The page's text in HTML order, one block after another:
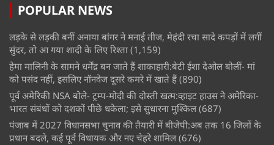
POPULAR NEWS
लड़के से लड़की बनीं अनाया बांगर ने मनाई तीज, मेहंदी रचा सादे कपड़ों में लगीं
सुंदर, तो आ गया शादी के लिए रिश्ता (1,159)
हेमा मालिनी के सामने धर्मेंद्र बन जाते हैं शाकाहारी:बेटी ईशा देओल बोलीं- मां
को पसंद नहीं, इसलिए नॉनवेज दूसरे कमरे में खाते हैं (890)
पूर्व अमेरिकी NSA बोले- ट्रम्प-मोदी की दोस्ती खत्म:व्हाइट हाउस ने अमेरिका-
भारत संबंधों को दशकों पीछे धकेला; इसे सुधारना मुश्किल (687)
पंजाब में 2027 विधानसभा चुनाव की तैयारी में बीजेपी:अब तक 16 जिलों के
प्रधान बदले, कई पूर्व विधायक और नए चेहरे शामिल (676)